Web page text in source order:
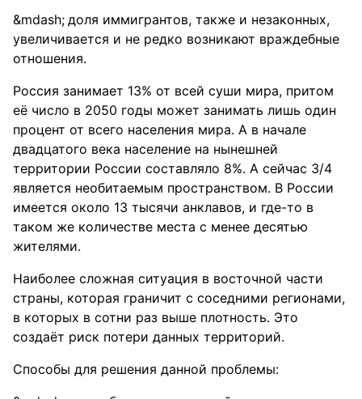
доля иммигрантов, также и незаконных,
увеличивается и не редко возникают враждебные
отношения.
Россия занимает 13% от всей суши мира, притом
её число в 2050 годы может занимать лишь один
процент от всего населения мира. А в начале
двадцатого века население на нынешней
территории России составляло 8%. А сейчас 3/4
является необитаемым пространством. В России
имеется около 13 тысячи анклавов, и где-то в
таком же количестве места с менее десятью
жителями.
Наиболее сложная ситуация в восточной части
страны, которая граничит с соседними регионами,
в которых в сотни раз выше плотность. Это
создаёт риск потери данных территорий.
Способы для решения данной проблемы: